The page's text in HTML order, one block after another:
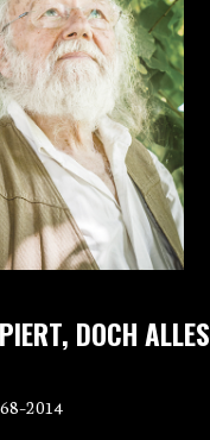
DOCH ALLES